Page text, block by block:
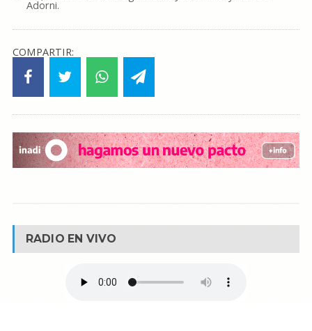
Adorni.
COMPARTIR:
RADIO EN VIVO